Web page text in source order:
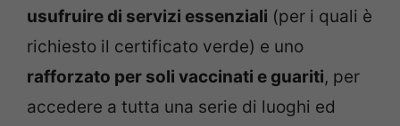
usufruire di servizi essenziali (per i quali è
richiesto il certificato verde) e uno
rafforzato per soli vaccinati e guariti, per
accedere a tutta una serie di luoghi ed